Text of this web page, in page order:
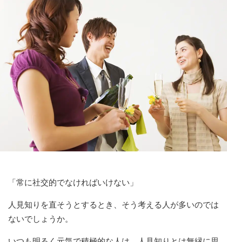
「常に社交的でなければいけない」
人見知りを直そうとするとき、そう考える人が多いのでは
ないでしょうか。